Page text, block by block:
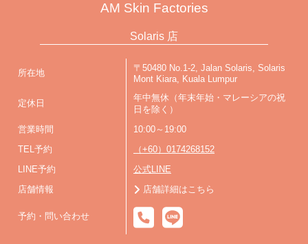
AM Skin Factories
Solaris 店
所在地
〒50480 No.1-2, Jalan Solaris, Solaris
Mont Kiara, Kuala Lumpur
定休日
年中無休（年末年始・マレーシアの祝
日を除く）
営業時間 10:00～19:00
TEL予約 （+60）0174268152
LINE予約 公式LINE
店舗情報 店舗詳細はこちら
予約・問い合わせ